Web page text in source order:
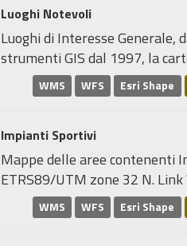
Luoghi Notevoli
Luoghi di Interesse Generale,
strumenti GIS dal 1997, la
WMS WFS Esri Shape
Impianti Sportivi
Mappe delle aree contenenti
ETRS89/UTM zone 32 N.
WMS WFS Esri Shape